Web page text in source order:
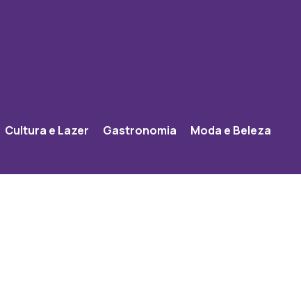
Cultura e Lazer Gastronomia Moda e Beleza